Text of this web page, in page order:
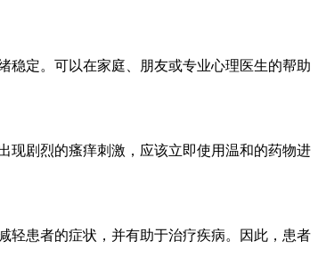
稳定。可以在家庭、朋友或专业心理医生的帮助
现剧烈的瘙痒刺激，应该立即使用温和的药物进
轻患者的症状，并有助于治疗疾病。因此，患者